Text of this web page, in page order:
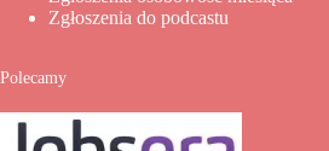
Zgłoszenia do podcastu
Polecamy